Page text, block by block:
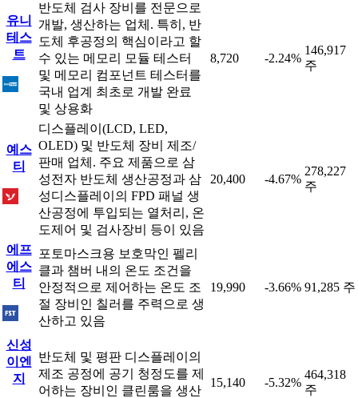
유니
테스
트
반도체 검사 장비를 전문으로
개발, 생산하는 업체. 특히, 반
도체 후공정의 핵심이라고 할
수 있는 메모리 모듈 테스터
및 메모리 컴포넌트 테스터를
국내 업계 최초로 개발 완료
및 상용화
8,720 -2.24%
146,917
주
예스
티
디스플레이(LCD, LED,
OLED) 및 반도체 장비 제조/
판매 업체. 주요 제품으로 삼
성전자 반도체 생산공정과 삼
성디스플레이의 FPD 패널 생
산공정에 투입되는 열처리, 온
도제어 및 검사장비 등이 있음
20,400 -4.67%
278,227
주
에프
에스
티
포토마스크용 보호막인 펠리
클과 챔버 내의 온도 조건을
안정적으로 제어하는 온도 조
절 장비인 칠러를 주력으로 생
산하고 있음
19,990 -3.66% 91,285 주
신성
이엔
지
반도체 및 평판 디스플레이의
제조 공정에 공기 청정도를 제
어하는 장비인 클린룸을 생산
15,140 -5.32%
464,318
주